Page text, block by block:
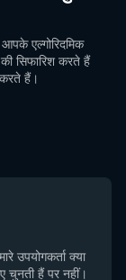
एल्गोरिदमिक
सिफारिश करते हैं
हैं।
उपयोगकर्ता क्या
चुनती हैं पर नहीं।